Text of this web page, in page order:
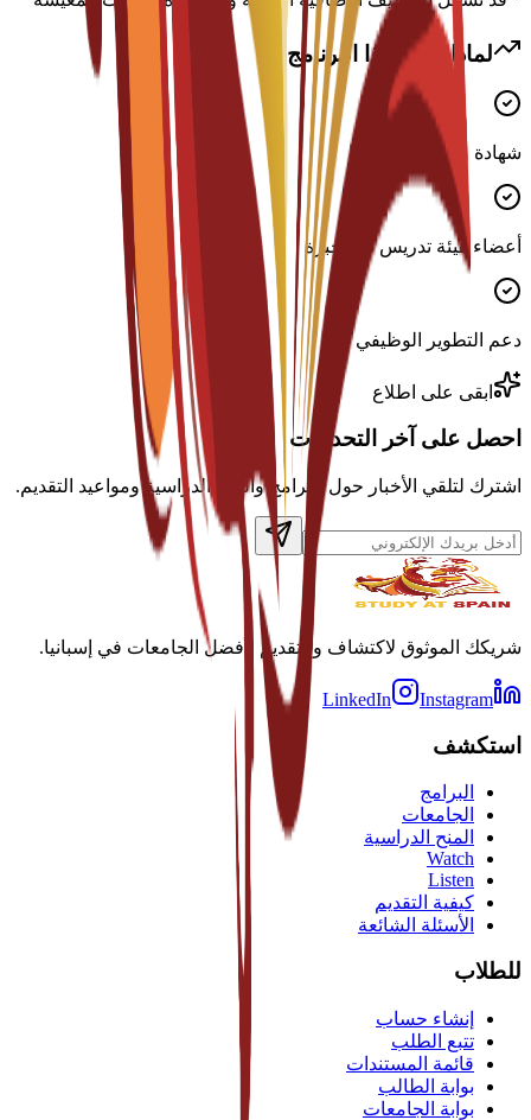
لماذا تختار هذا البرنامج؟
شهادة معترف بها دوليًا
أعضاء هيئة تدريس ذوو خبرة
دعم التطوير الوظيفي
ابقى على اطلاع
احصل على آخر التحديثات
اشترك لتلقي الأخبار حول البرامج والمنح الدراسية ومواعيد التقديم.
شريكك الموثوق لاكتشاف والتقديم لأفضل الجامعات في إسبانيا.
LinkedIn Instagram
استكشف
البرامج
الجامعات
المنح الدراسية
Watch
Listen
كيفية التقديم
الأسئلة الشائعة
للطلاب
إنشاء حساب
تتبع الطلب
قائمة المستندات
بوابة الطالب
بوابة الجامعات